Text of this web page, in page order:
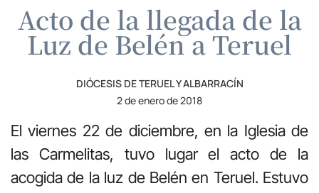
Acto de la llegada de la
Luz de Belén a Teruel
DIÓCESIS DE TERUEL Y ALBARRACÍN
2 de enero de 2018
El viernes 22 de diciembre, en la Iglesia de
las Carmelitas, tuvo lugar el acto de la
acogida de la luz de Belén en Teruel. Estuvo